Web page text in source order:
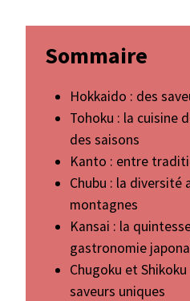
Sommaire
Hokkaido : des
Tohoku : la cuisine
des saisons
Kanto : entre
Chubu : la diversité
montagnes
Kansai : la
gastronomie
Chugoku et
saveurs uniques